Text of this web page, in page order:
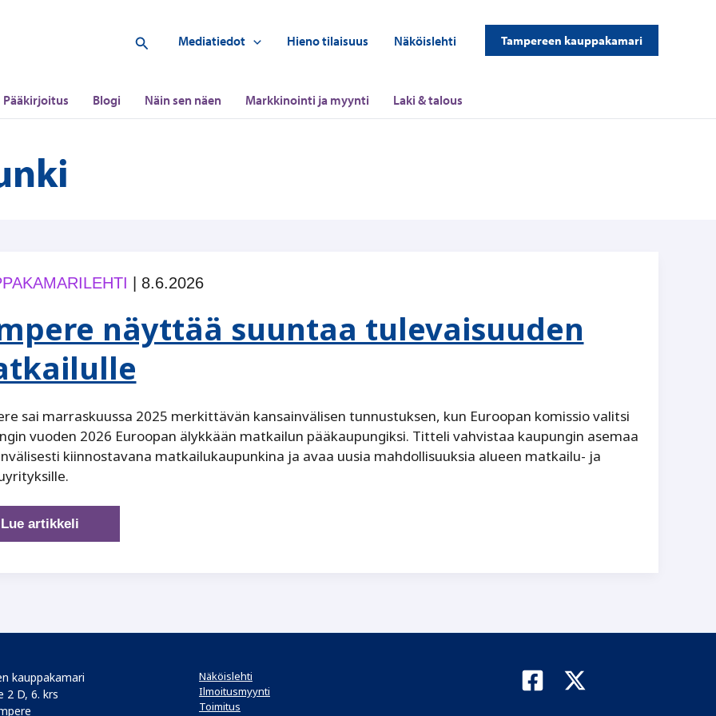
Hae Mediatiedot Hieno tilaisuus Näköislehti Tampereen kauppakamari
Pääkirjoitus Blogi Näin sen näen Markkinointi ja myynti Laki & talous
8.6.2026
näyttää suuntaa tulevaisuuden
sai marraskuussa 2025 merkittävän kansainvälisen tunnustuksen, kun Euroopan komissio valitsi
vuoden 2026 Euroopan älykkään matkailun pääkaupungiksi. Titteli vahvistaa kaupungin asemaa
kiinnostavana matkailukaupunkina ja avaa uusia mahdollisuuksia alueen matkailu- ja
Tampere
näyttää
Lue artikkeli
kauppakamari
2 D, 6. krs
Näköislehti
Ilmoitusmyynti
Toimitus